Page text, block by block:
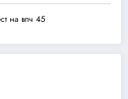
на впч 45